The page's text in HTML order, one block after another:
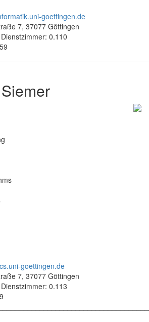
goettingen.de
7, 37077 Göttingen
0.110
goettingen.de
7, 37077 Göttingen
0.113